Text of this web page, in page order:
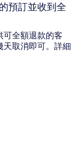
預訂並收到全
可全額退款的客
天取消即可。詳細